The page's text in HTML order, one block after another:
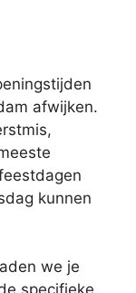
afwijken.
kunnen
we je
specifieke